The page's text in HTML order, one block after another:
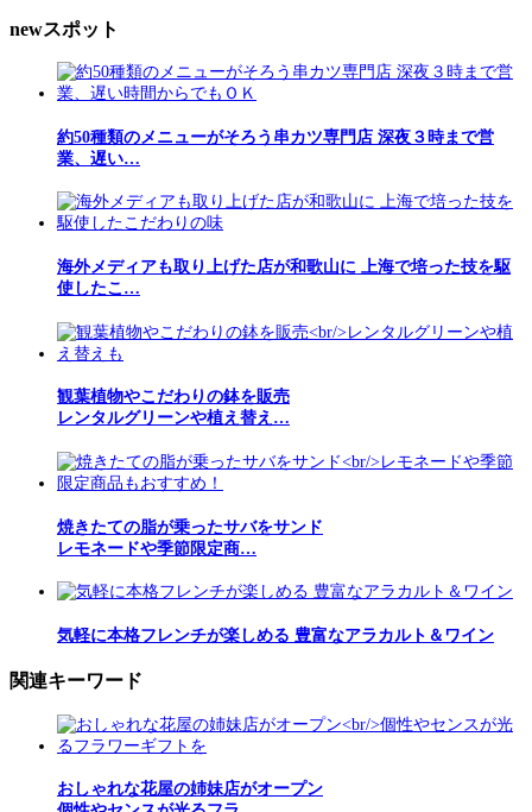
newスポット
約50種類のメニューがそろう串カツ専門店 深夜３時まで営
業、遅い…
海外メディアも取り上げた店が和歌山に 上海で培った技を駆
使したこ…
観葉植物やこだわりの鉢を販売
レンタルグリーンや植え替え…
焼きたての脂が乗ったサバをサンド
レモネードや季節限定商…
気軽に本格フレンチが楽しめる 豊富なアラカルト＆ワイン
関連キーワード
おしゃれな花屋の姉妹店がオープン